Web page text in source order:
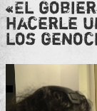
«El
hacerle
los